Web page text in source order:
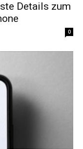
Details zum
0